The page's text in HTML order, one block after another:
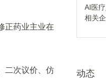
正药业主业在
二次议价、仿
AI医
相关
动态